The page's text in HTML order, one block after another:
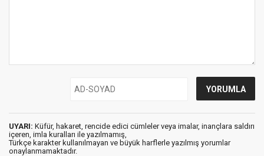
UYARI: Küfür, hakaret, rencide edici cümleler veya imalar, inançlara saldırı
içeren, imla kuralları ile yazılmamış,
Türkçe karakter kullanılmayan ve büyük harflerle yazılmış yorumlar
onaylanmamaktadır.